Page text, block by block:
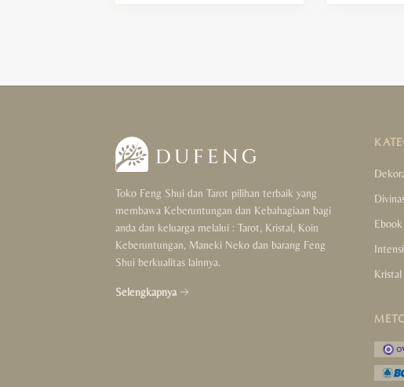
Toko Feng Shui dan Tarot pilihan terbaik yang
membawa Keberuntungan dan Kebahagiaan bagi
anda dan keluarga melalui : Tarot, Kristal, Koin
Keberuntungan, Maneki Neko dan barang Feng
Shui berkualitas lainnya.
Selengkapnya
Ebook
Intensi
Kristal